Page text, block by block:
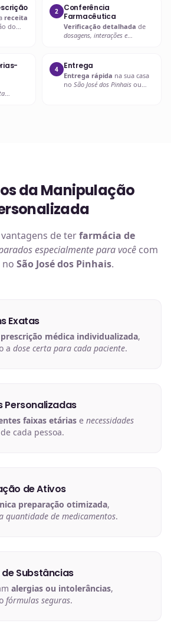
receita
do
2
Conferência
Farmacêutica
Verificação detalhada de
dosagens, interações e
4 Entrega
Entrega rápida na sua casa
no São José dos Pinhais ou
da Manipulação
de terfarmácia de
especialmente para você com
no São José dos Pinhais.
Exatas
prescrição médica individualizada,
a dose certa para cada paciente.
Personalizadas
faixas etárias e necessidades
de cada pessoa.
de Ativos
preparação otimizada,
quantidade de medicamentos.
de Substâncias
alergias ou intolerâncias,
fórmulas seguras.